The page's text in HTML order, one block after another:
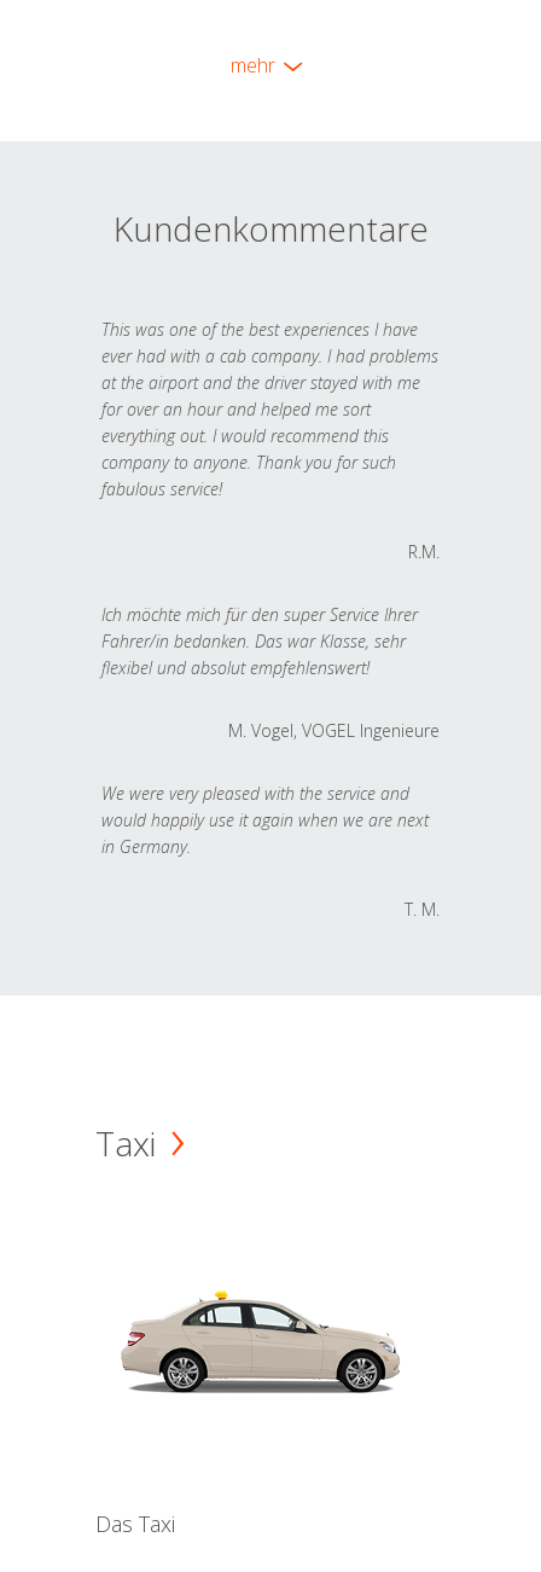
mehr
Kundenkommentare
This was one of the best experiences I have
ever had with a cab company. I had problems
at the airport and the driver stayed with me
for over an hour and helped me sort
everything out. I would recommend this
company to anyone. Thank you for such
fabulous service!
R.M.
Ich möchte mich für den super Service Ihrer
Fahrer/in bedanken. Das war Klasse, sehr
flexibel und absolut empfehlenswert!
M. Vogel, VOGEL Ingenieure
We were very pleased with the service and
would happily use it again when we are next
in Germany.
T. M.
Taxi
Das Taxi